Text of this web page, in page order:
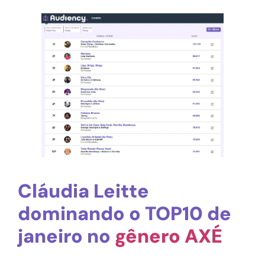
Cláudia Leitte
dominando o TOP10 de
janeiro no gênero AXÉ